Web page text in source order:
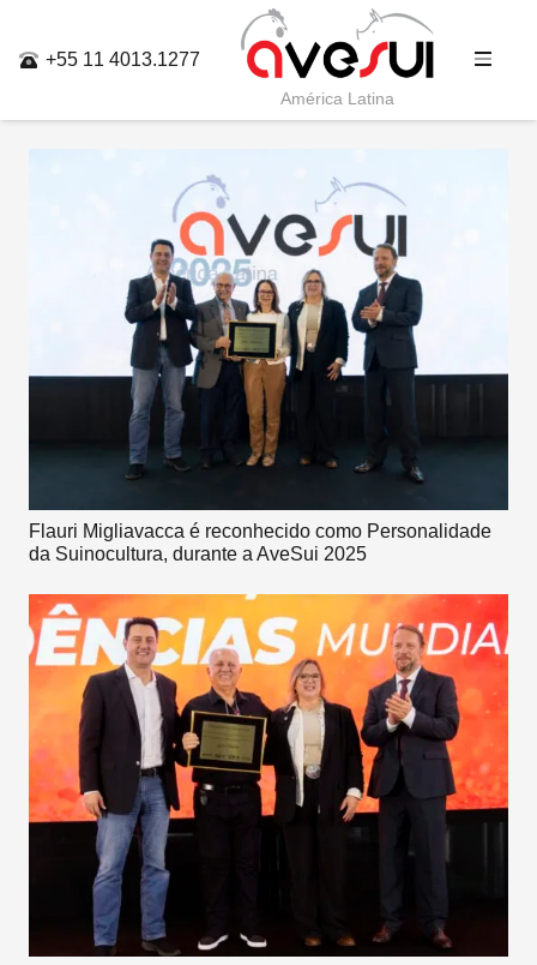
+55 11 4013.1277
América Latina
Flauri Migliavacca é reconhecido como Personalidade
da Suinocultura, durante a AveSui 2025